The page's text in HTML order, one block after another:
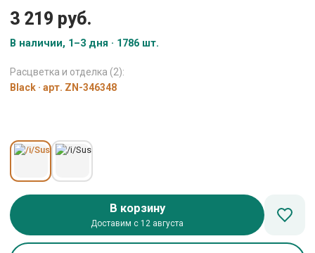
3 219 руб.
В наличии, 1–3 дня · 1786 шт.
Расцветка и отделка (2):
Black · арт. ZN-346348
В корзину
Доставим с 12 августа